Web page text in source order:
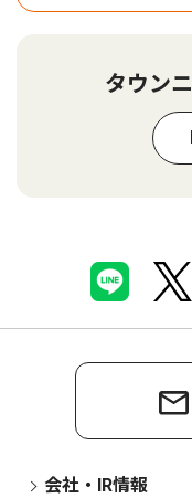
タウン
会社・IR情報